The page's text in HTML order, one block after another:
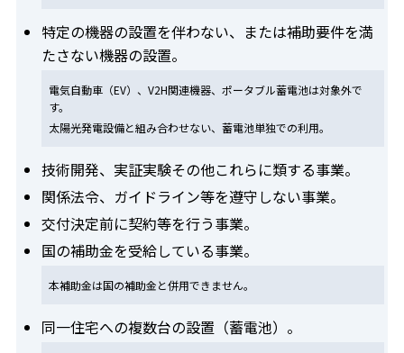
特定の機器の設置を伴わない、または補助要件を満
たさない機器の設置。
電気自動車（EV）、V2H関連機器、ポータブル蓄電池は対象外で
す。
太陽光発電設備と組み合わせない、蓄電池単独での利用。
技術開発、実証実験その他これらに類する事業。
関係法令、ガイドライン等を遵守しない事業。
交付決定前に契約等を行う事業。
国の補助金を受給している事業。
本補助金は国の補助金と併用できません。
同一住宅への複数台の設置（蓄電池）。